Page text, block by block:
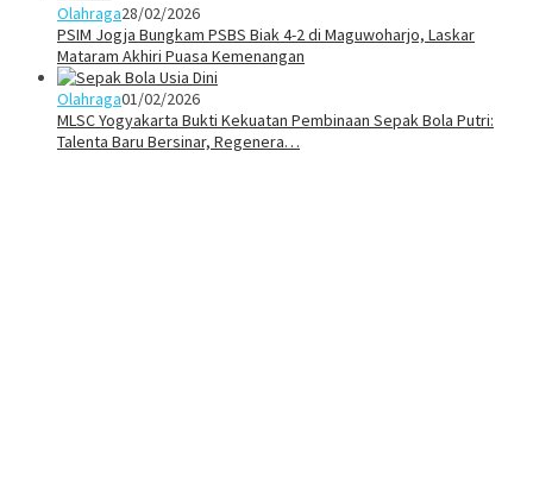
Olahraga28/02/2026
PSIM Jogja Bungkam PSBS Biak 4-2 di Maguwoharjo, Laskar
Mataram Akhiri Puasa Kemenangan
Olahraga01/02/2026
MLSC Yogyakarta Bukti Kekuatan Pembinaan Sepak Bola Putri:
Talenta Baru Bersinar, Regenera…